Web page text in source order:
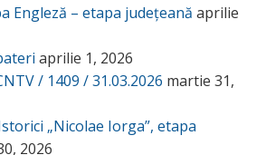
Engleză – etapa județeană aprilie
aprilie 1, 2026
/ 1409 / 31.03.2026 martie 31,
„Nicolae Iorga”, etapa
2026